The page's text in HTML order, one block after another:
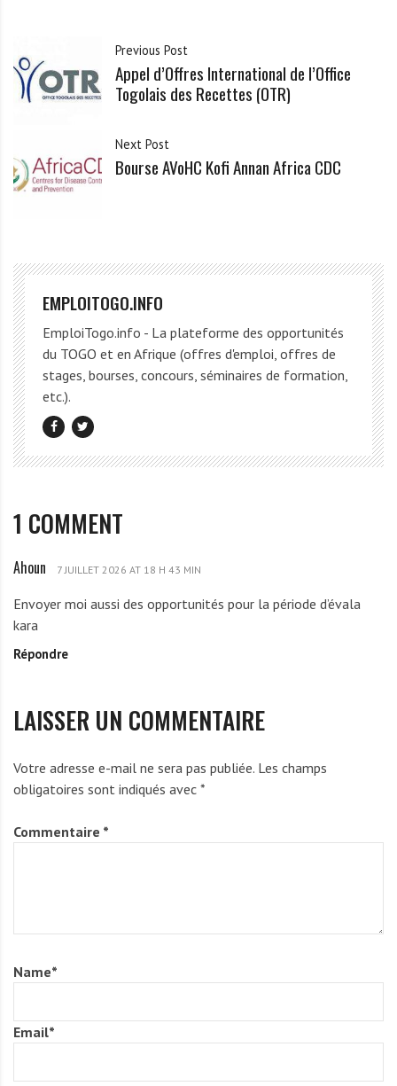
Previous Post
Appel d’Offres International de l’Office
Togolais des Recettes (OTR)
Next Post
Bourse AVoHC Kofi Annan Africa CDC
EMPLOITOGO.INFO
EmploiTogo.info - La plateforme des opportunités
du TOGO et en Afrique (offres d'emploi, offres de
stages, bourses, concours, séminaires de formation,
etc.).
1 COMMENT
A
o
u
n
Ahoun 7 JUILLET 2026 AT 18 H 43 MIN
Envoyer moi aussi des opportunités pour la période d’évala
kara
Répondre
LAISSER UN COMMENTAIRE
Votre adresse e-mail ne sera pas publiée. Les champs
obligatoires sont indiqués avec *
Commentaire *
Name*
Email*